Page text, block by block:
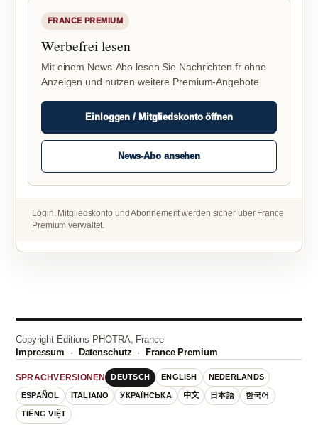
FRANCE PREMIUM
Werbefrei lesen
Mit einem News-Abo lesen Sie Nachrichten.fr ohne
Anzeigen und nutzen weitere Premium-Angebote.
Einloggen / Mitgliedskonto öffnen
News-Abo ansehen
Login, Mitgliedskonto und Abonnement werden sicher über France
Premium verwaltet.
Copyright Editions PHOTRA, France
Impressum · Datenschutz ·France Premium
SPRACHVERSIONEN DEUTSCH ENGLISH NEDERLANDS
ESPAÑOL ITALIANO УКРАЇНСЬКА 中文 日本語 한국어
TIẾNG VIỆT